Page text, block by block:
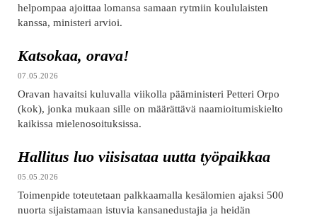
helpompaa ajoittaa lomansa samaan rytmiin koululaisten
kanssa, ministeri arvioi.
Katsokaa, orava!
07.05.2026
Oravan havaitsi kuluvalla viikolla pääministeri Petteri Orpo
(kok), jonka mukaan sille on määrättävä naamioitumiskielto
kaikissa mielenosoituksissa.
Hallitus luo viisisataa uutta työpaikkaa
05.05.2026
Toimenpide toteutetaan palkkaamalla kesälomien ajaksi 500
nuorta sijaistamaan istuvia kansanedustajia ja heidän